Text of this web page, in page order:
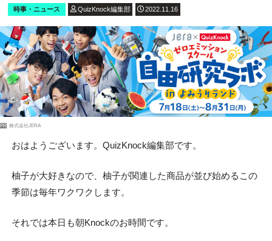
時事・ニュース QuizKnock編集部 2022.11.16
PR 株式会社JERA
おはようございます。QuizKnock編集部です。
柚子が大好きなので、柚子が関連した商品が並び始めるこの
季節は毎年ワクワクします。
それでは本日も朝Knockのお時間です。